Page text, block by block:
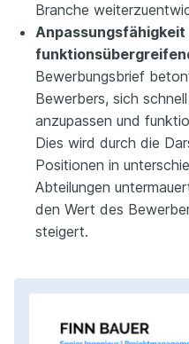
Branche
Anpassungsfähigkeit
Bewerbungsbrief
Bewerbers, sich
anzupassen und
Dies wird durch die
Positionen in
Abteilungen
den Wert des
steigert.